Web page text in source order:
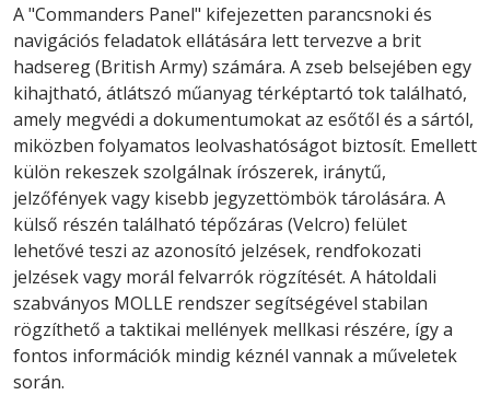
A "Commanders Panel" kifejezetten parancsnoki és
navigációs feladatok ellátására lett tervezve a brit
hadsereg (British Army) számára. A zseb belsejében egy
kihajtható, átlátszó műanyag térképtartó tok található,
amely megvédi a dokumentumokat az esőtől és a sártól,
miközben folyamatos leolvashatóságot biztosít. Emellett
külön rekeszek szolgálnak írószerek, iránytű,
jelzőfények vagy kisebb jegyzettömbök tárolására. A
külső részén található tépőzáras (Velcro) felület
lehetővé teszi az azonosító jelzések, rendfokozati
jelzések vagy morál felvarrók rögzítését. A hátoldali
szabványos MOLLE rendszer segítségével stabilan
rögzíthető a taktikai mellények mellkasi részére, így a
fontos információk mindig kéznél vannak a műveletek
során.